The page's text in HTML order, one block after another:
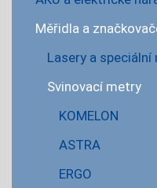
Měřidla a
Lasery a speciální
Svinovací metry
KOMELON
ASTRA
ERGO